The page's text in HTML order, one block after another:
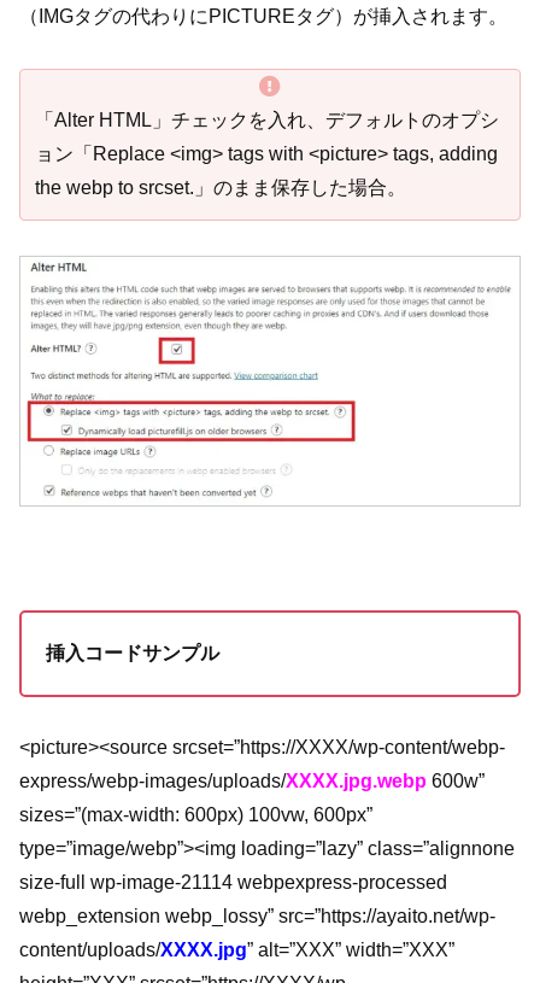
（IMGタグの代わりにPICTUREタグ）が挿入されます。
「Alter HTML」チェックを入れ、デフォルトのオプシ
ョン「Replace <img> tags with <picture> tags, adding
the webp to srcset.」のまま保存した場合。
挿入コードサンプル
<picture><source srcset=”https://XXXX/wp-content/webp-
express/webp-images/uploads/XXXX.jpg.webp 600w”
sizes=”(max-width: 600px) 100vw, 600px”
type=”image/webp”><img loading=”lazy” class=”alignnone
size-full wp-image-21114 webpexpress-processed
webp_extension webp_lossy” src=”https://ayaito.net/wp-
content/uploads/XXXX.jpg” alt=”XXX” width=”XXX”